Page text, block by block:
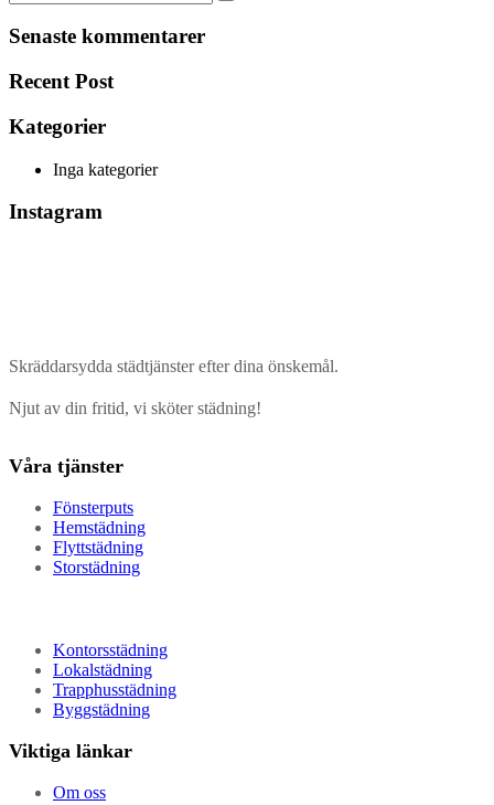
Senaste kommentarer
Recent Post
Kategorier
Inga kategorier
Instagram
Skräddarsydda städtjänster efter dina önskemål.
Njut av din fritid, vi sköter städning!
Våra tjänster
Fönsterputs
Hemstädning
Flyttstädning
Storstädning
Kontorsstädning
Lokalstädning
Trapphusstädning
Byggstädning
Viktiga länkar
Om oss